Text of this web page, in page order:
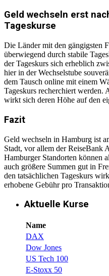
Geld wechseln erst
Tageskurse
Die Länder mit den gängigsten
überwiegend durch stabile
der Tageskurs sich erheblich
hier in der Wechselstube
dem Tausch online mit einem
Tageskurs recherchiert werden.
wirkt sich deren Höhe auf den
Fazit
Geld wechseln in Hamburg ist
Stadt, vor allem der ReiseBank
Hamburger Standorten können
auch größere Summen gut in
den tatsächlichen Tageskurs
erhobene Gebühr pro
Aktuelle Kurse
Name
DAX
Dow Jones
US Tech 100
E-Stoxx 50